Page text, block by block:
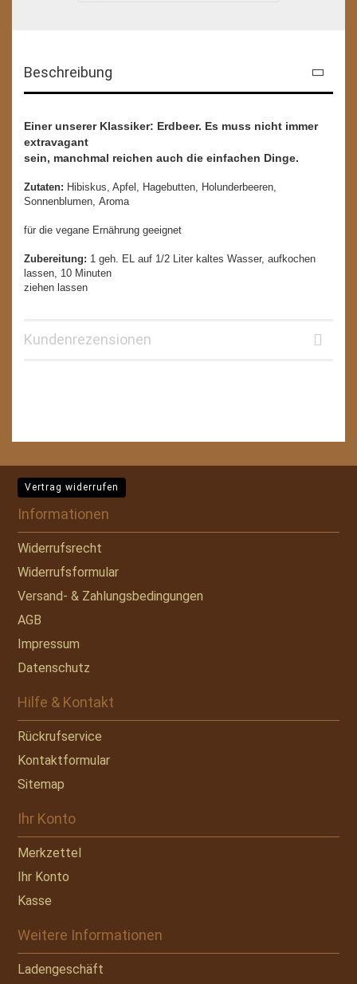
Beschreibung
Einer unserer Klassiker: Erdbeer. Es muss nicht immer
extravagant
sein, manchmal reichen auch die einfachen Dinge.
Zutaten: Hibiskus, Apfel, Hagebutten, Holunderbeeren,
Sonnenblumen, Aroma
für die vegane Ernährung geeignet
Zubereitung: 1 geh. EL auf 1/2 Liter kaltes Wasser, aufkochen
lassen, 10 Minuten
ziehen lassen
Kundenrezensionen
Vertrag widerrufen
Informationen
Widerrufsrecht
Widerrufsformular
Versand- & Zahlungsbedingungen
AGB
Impressum
Datenschutz
Hilfe & Kontakt
Rückrufservice
Kontaktformular
Sitemap
Ihr Konto
Merkzettel
Ihr Konto
Kasse
Weitere Informationen
Ladengeschäft